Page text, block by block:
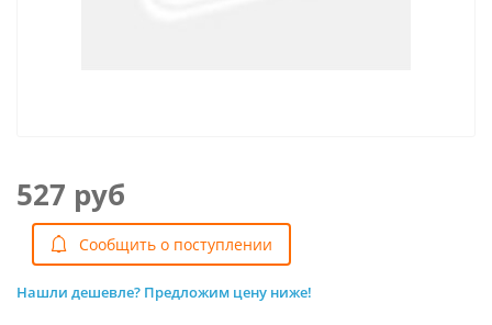
527 руб
Cообщить о поступлении
Нашли дешевле? Предложим цену ниже!